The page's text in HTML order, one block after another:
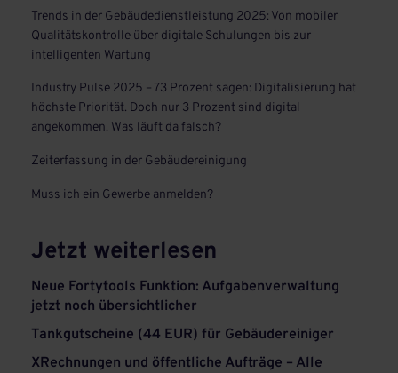
Trends in der Gebäudedienstleistung 2025: Von mobiler
Qualitätskontrolle über digitale Schulungen bis zur
intelligenten Wartung
Industry Pulse 2025 – 73 Prozent sagen: Digitalisierung hat
höchste Priorität. Doch nur 3 Prozent sind digital
angekommen. Was läuft da falsch?
Zeiterfassung in der Gebäudereinigung
Muss ich ein Gewerbe anmelden?
Jetzt weiterlesen
Neue Fortytools Funktion: Aufgabenverwaltung
jetzt noch übersichtlicher
Tankgutscheine (44 EUR) für Gebäudereiniger
XRechnungen und öffentliche Aufträge – Alle